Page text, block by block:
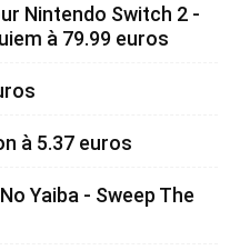
Nintendo Switch 2 -
à 79.99 euros
à 5.37 euros
Yaiba - Sweep The